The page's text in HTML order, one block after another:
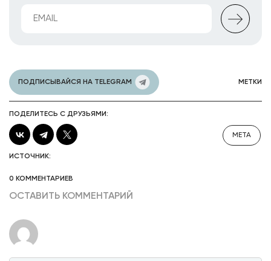
ПОДПИСЫВАЙСЯ НА TELEGRAM МЕТКИ
ПОДЕЛИТЕСЬ С ДРУЗЬЯМИ:
META
ИСТОЧНИК:
0 КОММЕНТАРИЕВ
ОСТАВИТЬ КОММЕНТАРИЙ